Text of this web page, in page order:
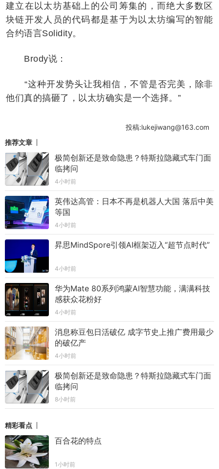
建立在以太坊基础上的公司筹集的，而绝大多数区
块链开发人员的代码都是基于为以太坊编写的智能
合约语言Solidity。
Brody说：
“这种开发势头让我相信，不管是否完美，除非
他们真的搞砸了，以太坊确实是一个选择。”
投稿:lukejiwang@163.com
推荐文章
极简创新还是致命隐患？特斯拉隐藏式车门面
临拷问
4小时前
英伟达高管：日本不再是机器人大国 落后中美
等国
4小时前
昇思MindSpore引领AI框架迈入“超节点时代”
4小时前
华为Mate 80系列鸿蒙AI智慧功能，满满科技
感获众花粉好
4小时前
消息称豆包日活破亿 成字节史上推广费用最少
的破亿产
4小时前
极简创新还是致命隐患？特斯拉隐藏式车门面
临拷问
8小时前
精彩看点
百合花的特点
1小时前